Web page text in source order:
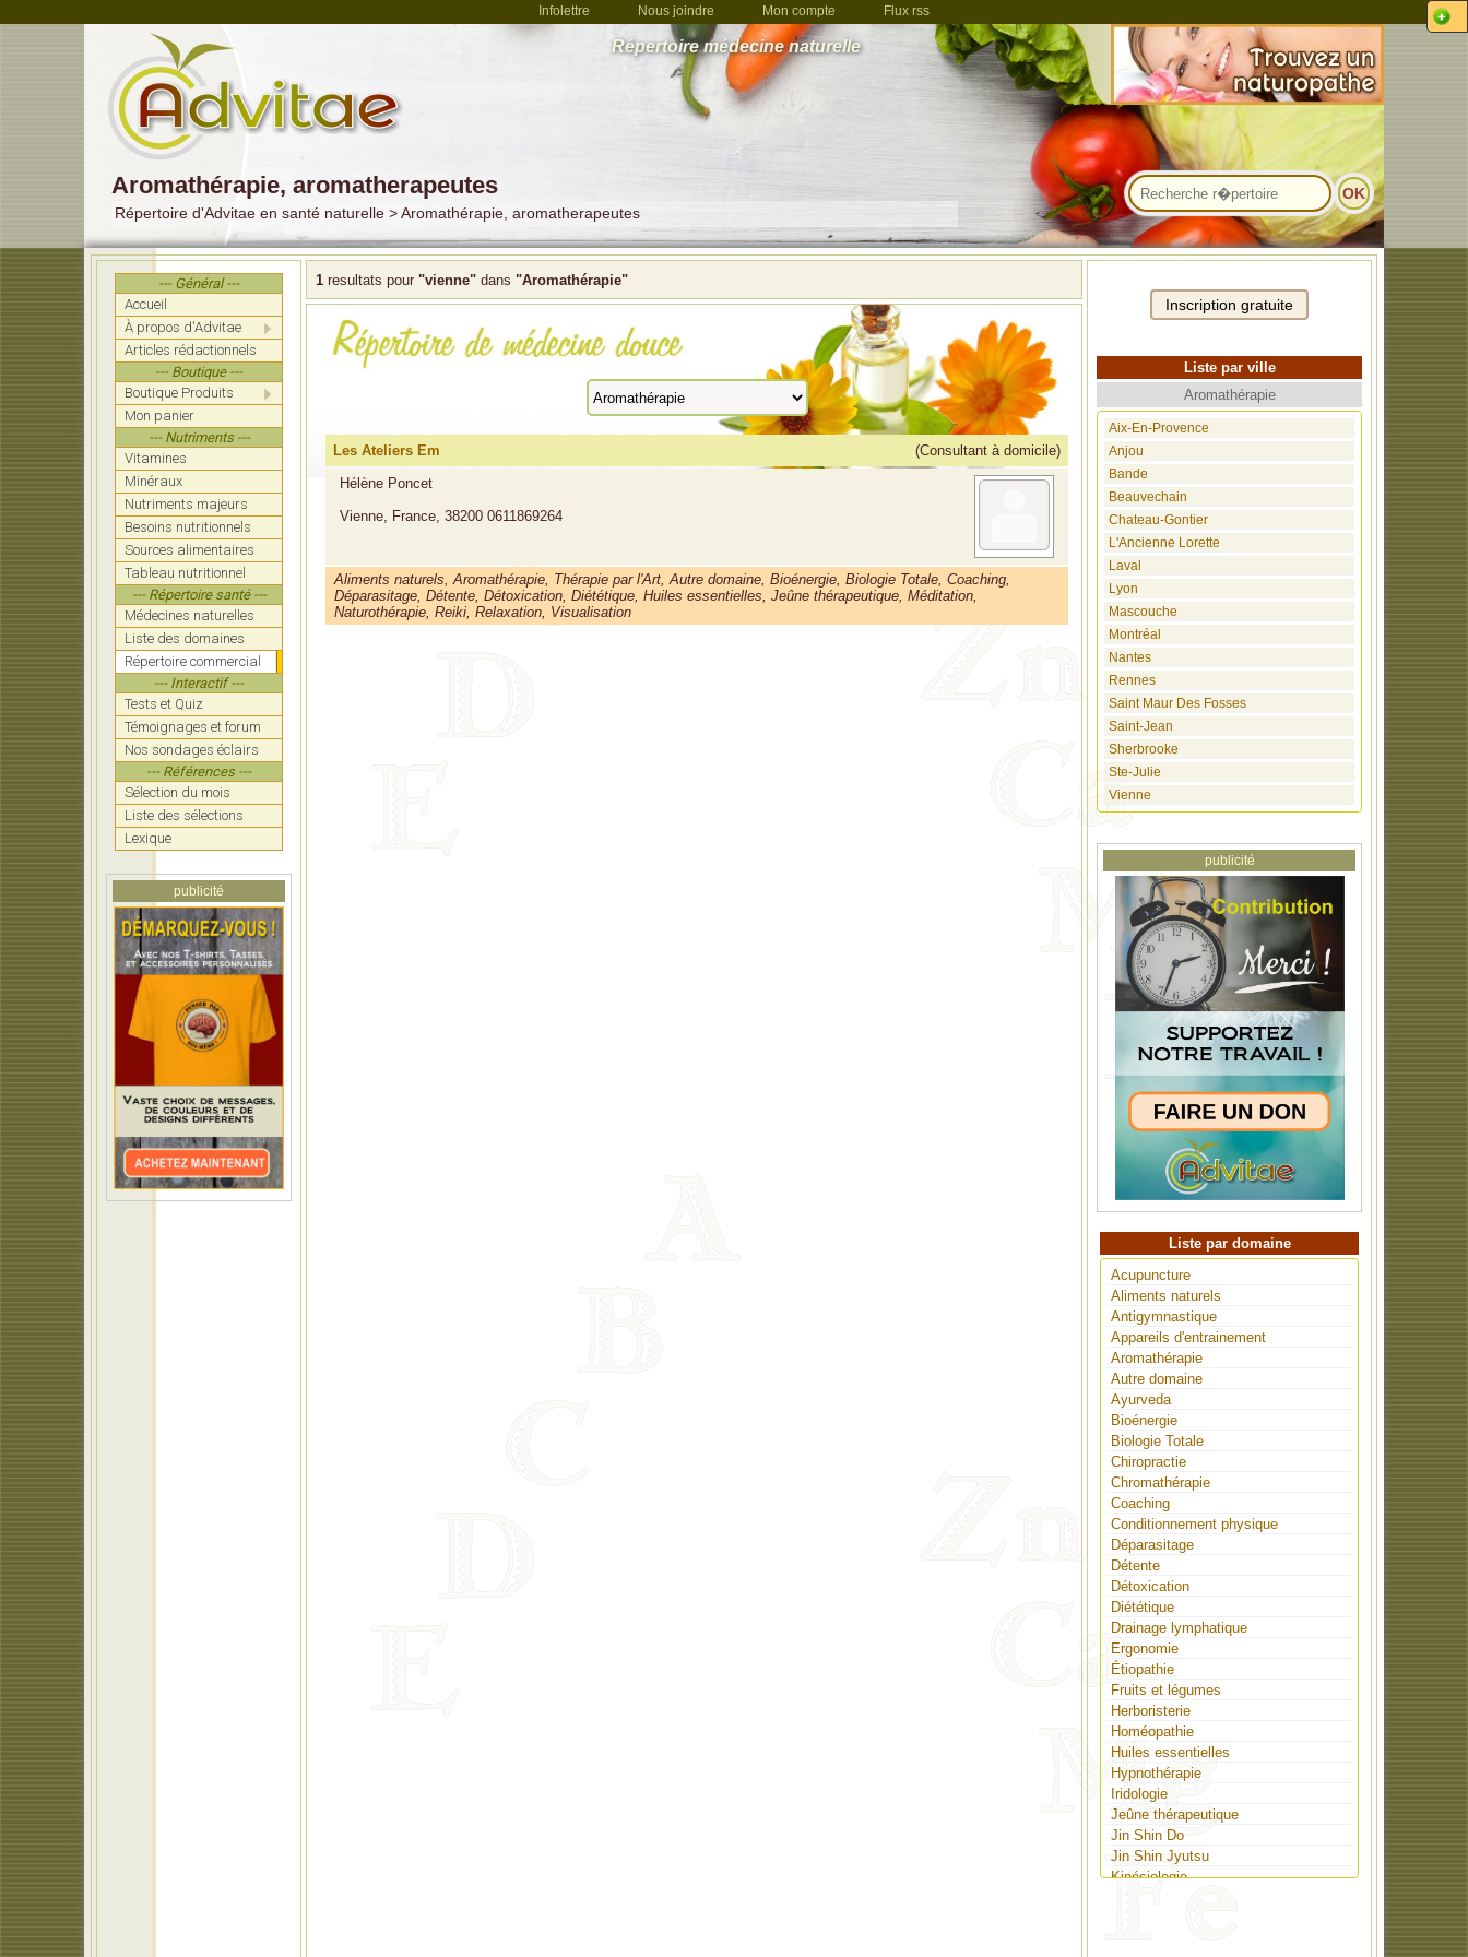
Infolettre Nous joindre Mon compte Flux rss
Répertoire médecine naturelle
Aromathérapie, aromatherapeutes
Répertoire d'Advitae en santé naturelle > Aromathérapie, aromatherapeutes
--- Général ---
Accueil
À propos d'Advitae
Articles rédactionnels
--- Boutique ---
Boutique Produits
Mon panier
--- Nutriments ---
Vitamines
Minéraux
Nutriments majeurs
Besoins nutritionnels
Sources alimentaires
Tableau nutritionnel
--- Répertoire santé ---
Médecines naturelles
Liste des domaines
Répertoire commercial
--- Interactif ---
Tests et Quiz
Témoignages et forum
Nos sondages éclairs
--- Références ---
Sélection du mois
Liste des sélections
Lexique
publicité
1 resultats pour "vienne" dans "Aromathérapie"
Liste par ville
Aromathérapie
Aix-En-Provence
Anjou
Bande
Beauvechain
Chateau-Gontier
L'Ancienne Lorette
Laval
Lyon
Mascouche
Montréal
Nantes
Rennes
Saint Maur Des Fosses
Saint-Jean
Sherbrooke
Ste-Julie
Vienne
publicité
Liste par domaine
Acupuncture
Aliments naturels
Antigymnastique
Appareils d'entrainement
Aromathérapie
Autre domaine
Ayurveda
Bioénergie
Biologie Totale
Chiropractie
Chromathérapie
Coaching
Conditionnement physique
Déparasitage
Détente
Détoxication
Diététique
Drainage lymphatique
Ergonomie
Étiopathie
Fruits et légumes
Herboristerie
Homéopathie
Huiles essentielles
Hypnothérapie
Iridologie
Jeûne thérapeutique
Jin Shin Do
Jin Shin Jyutsu
Kinésiologie
Les Ateliers Em
(Consultant à domicile)
Hélène Poncet
Vienne, France, 38200 0611869264
Aliments naturels, Aromathérapie, Thérapie par l'Art, Autre domaine, Bioénergie, Biologie Totale, Coaching,
Déparasitage, Détente, Détoxication, Diététique, Huiles essentielles, Jeûne thérapeutique, Méditation,
Naturothérapie, Reiki, Relaxation, Visualisation